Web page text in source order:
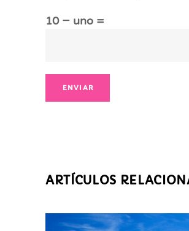
10 − uno =
ENVIAR
ARTÍCULOS